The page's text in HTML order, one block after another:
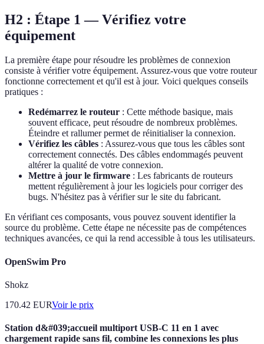
H2 : Étape 1 — Vérifiez votre
équipement
La première étape pour résoudre les problèmes de connexion
consiste à vérifier votre équipement. Assurez-vous que votre routeur
fonctionne correctement et qu'il est à jour. Voici quelques conseils
pratiques :
Redémarrez le routeur : Cette méthode basique, mais
souvent efficace, peut résoudre de nombreux problèmes.
Éteindre et rallumer permet de réinitialiser la connexion.
Vérifiez les câbles : Assurez-vous que tous les câbles sont
correctement connectés. Des câbles endommagés peuvent
altérer la qualité de votre connexion.
Mettre à jour le firmware : Les fabricants de routeurs
mettent régulièrement à jour les logiciels pour corriger des
bugs. N'hésitez pas à vérifier sur le site du fabricant.
En vérifiant ces composants, vous pouvez souvent identifier la
source du problème. Cette étape ne nécessite pas de compétences
techniques avancées, ce qui la rend accessible à tous les utilisateurs.
OpenSwim Pro
Shokz
170.42 EURVoir le prix
Station d&#039;accueil multiport USB-C 11 en 1 avec
chargement rapide sans fil, combine les connexions les plus